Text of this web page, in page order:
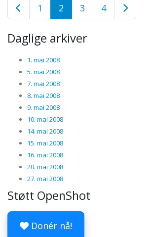
1 2 3 4
Daglige arkiver
1. mai 2008
5. mai 2008
7. mai 2008
8. mai 2008
9. mai 2008
10. mai 2008
14. mai 2008
15. mai 2008
16. mai 2008
20. mai 2008
27. mai 2008
Støtt OpenShot
Donér nå!